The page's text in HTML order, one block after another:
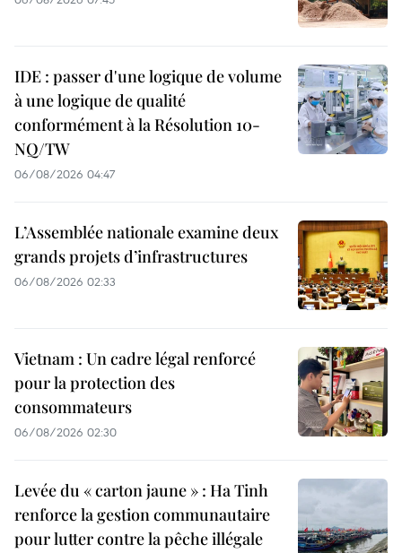
IDE : passer d'une logique de volume
à une logique de qualité
conformément à la Résolution 10-
NQ/TW
06/08/2026 04:47
L’Assemblée nationale examine deux
grands projets d’infrastructures
06/08/2026 02:33
Vietnam : Un cadre légal renforcé
pour la protection des
consommateurs
06/08/2026 02:30
Levée du « carton jaune » : Ha Tinh
renforce la gestion communautaire
pour lutter contre la pêche illégale